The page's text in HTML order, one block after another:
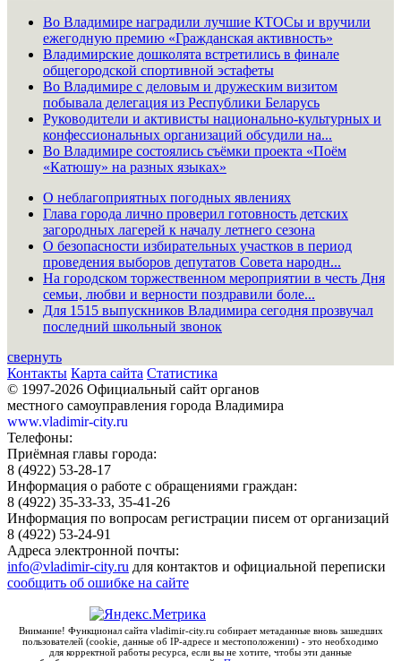
Во Владимире наградили лучшие КТОСы и вручили
ежегодную премию «Гражданская активность»
Владимирские дошколята встретились в финале
общегородской спортивной эстафеты
Во Владимире с деловым и дружеским визитом
побывала делегация из Республики Беларусь
Руководители и активисты национально-культурных и
конфессиональных организаций обсудили на...
Во Владимире состоялись съёмки проекта «Поём
«Катюшу» на разных языках»
О неблагоприятных погодных явлениях
Глава города лично проверил готовность детских
загородных лагерей к началу летнего сезона
О безопасности избирательных участков в период
проведения выборов депутатов Совета народн...
На городском торжественном мероприятии в честь Дня
семьи, любви и верности поздравили боле...
Для 1515 выпускников Владимира сегодня прозвучал
последний школьный звонок
свернуть
Контакты Карта сайта Статистика
© 1997-2026 Официальный сайт органов
местного самоуправления города Владимира
www.vladimir-city.ru
Телефоны:
Приёмная главы города:
8 (4922) 53-28-17
Информация о работе с обращениями граждан:
8 (4922) 35-33-33, 35-41-26
Информация по вопросам регистрации писем от организаций
8 (4922) 53-24-91
Адреса электронной почты:
info@vladimir-city.ru для контактов и официальной переписки
сообщить об ошибке на сайте
Внимание! Функционал сайта vladimir-city.ru собирает метаданные вновь зашедших
пользователей (cookie, данные об IP-адресе и местоположении) - это необходимо
для корректной работы ресурса, если вы не хотите, чтобы эти данные